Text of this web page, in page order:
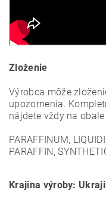
Zloženie
Výrobca môže
upozornenia.
nájdete vždy na
PARAFFINUM,
PARAFFIN,
Krajina výroby: